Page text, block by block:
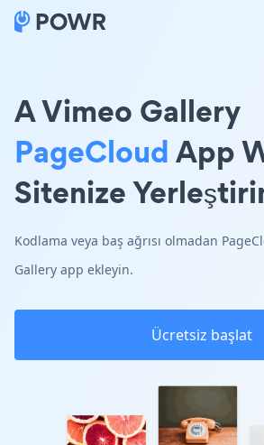
A Vimeo Gallery
PageCloudApp
Sitenize
Kodlama veya baş ağrısı olmadan
Gallery app ekleyin.
Ücretsiz başlat